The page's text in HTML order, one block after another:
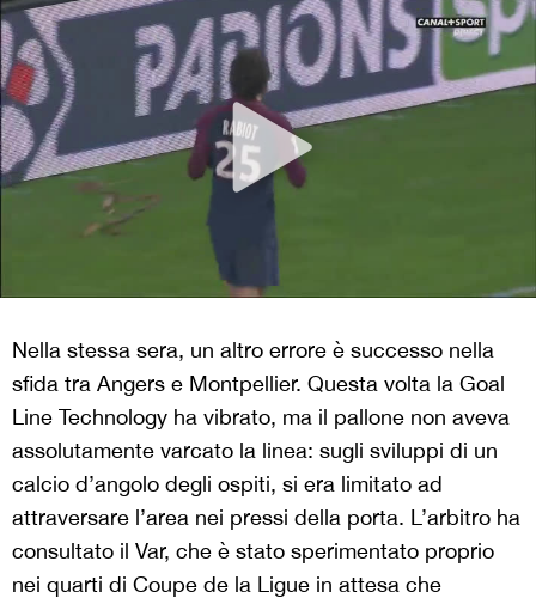
Nella stessa sera, un altro errore è successo nella
sfida tra Angers e Montpellier. Questa volta la Goal
Line Technology ha vibrato, ma il pallone non aveva
assolutamente varcato la linea: sugli sviluppi di un
calcio d’angolo degli ospiti, si era limitato ad
attraversare l’area nei pressi della porta. L’arbitro ha
consultato il Var, che è stato sperimentato proprio
nei quarti di Coupe de la Ligue in attesa che